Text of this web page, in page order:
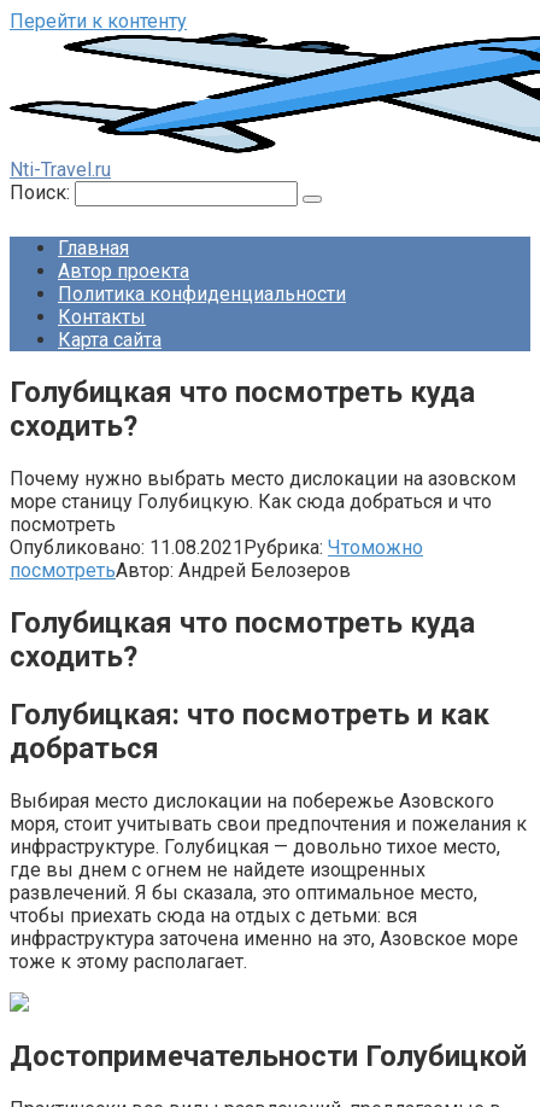
Перейти к контенту
Nti-Travel.ru
Поиск:
Главная
Автор проекта
Политика конфиденциальности
Контакты
Карта сайта
Голубицкая что посмотреть куда
сходить?
Почему нужно выбрать место дислокации на азовском
море станицу Голубицкую. Как сюда добраться и что
посмотреть
Опубликовано: 11.08.2021Рубрика: Чтоможно
посмотретьАвтор: Андрей Белозеров
Голубицкая что посмотреть куда
сходить?
Голубицкая: что посмотреть и как
добраться
Выбирая место дислокации на побережье Азовского
моря, стоит учитывать свои предпочтения и пожелания к
инфраструктуре. Голубицкая — довольно тихое место,
где вы днем с огнем не найдете изощренных
развлечений. Я бы сказала, это оптимальное место,
чтобы приехать сюда на отдых с детьми: вся
инфраструктура заточена именно на это, Азовское море
тоже к этому располагает.
Достопримечательности Голубицкой